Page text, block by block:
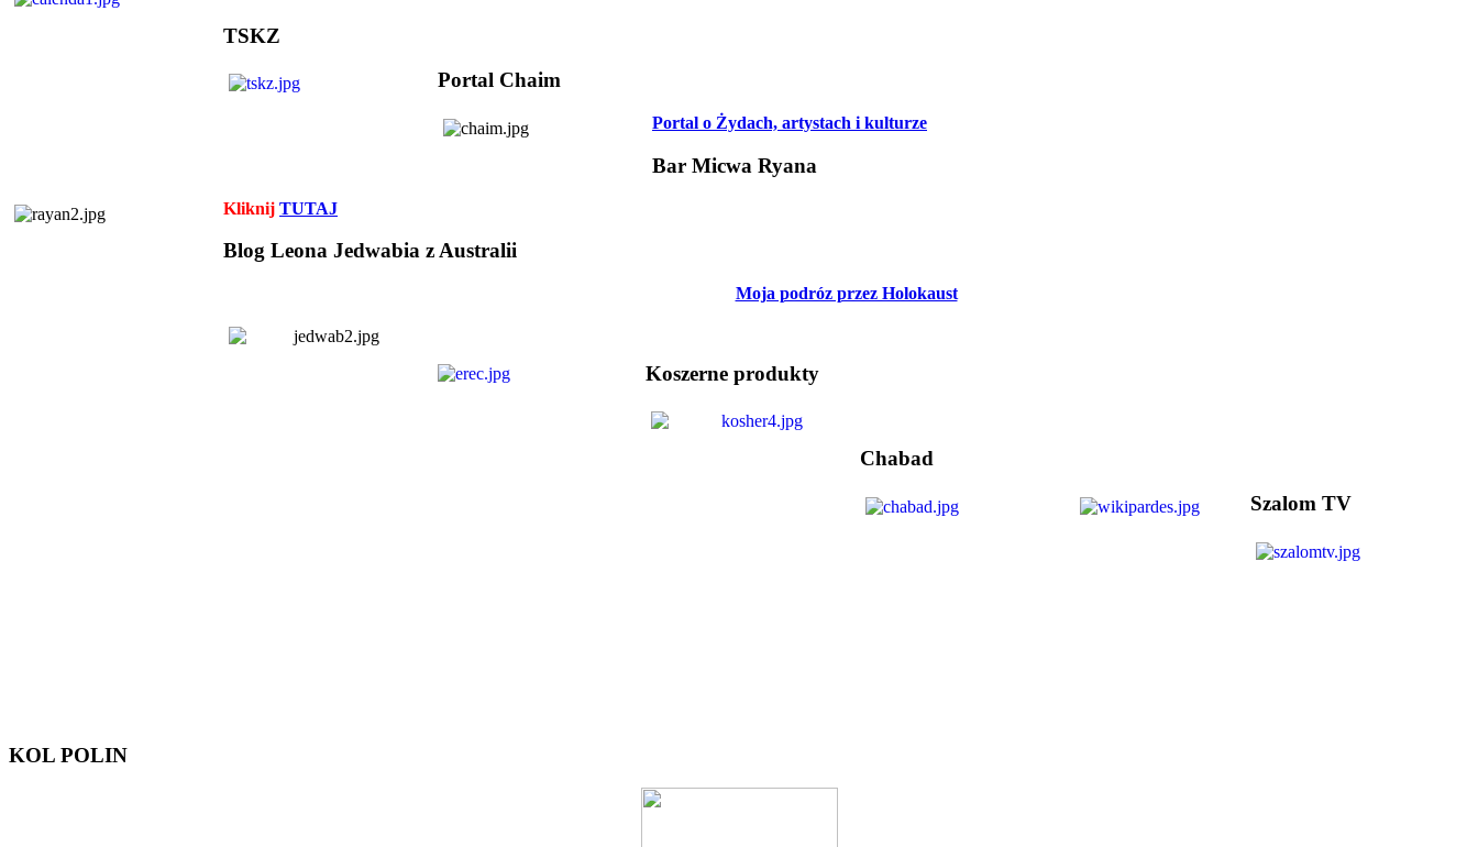
TSKZ
Portal Chaim
Portal o Żydach, artystach i kulturze
Bar Micwa Ryana
Kliknij TUTAJ
Blog Leona Jedwabia z Australii
Moja podróz przez Holokaust
Koszerne produkty
Chabad
Szalom TV
KOL POLIN